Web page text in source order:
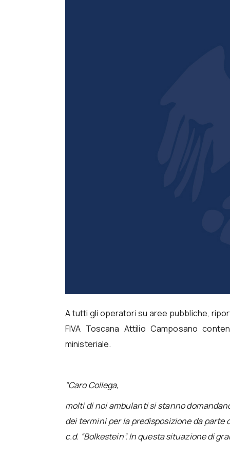
A tutti gli operatori su aree pubbliche,
FIVA Toscana Attilio Camposano
ministeriale.
"Caro Collega,
molti di noi ambulanti si stanno
dei termini per la predisposizione da
c.d. “Bolkestein”.In questa situazione di